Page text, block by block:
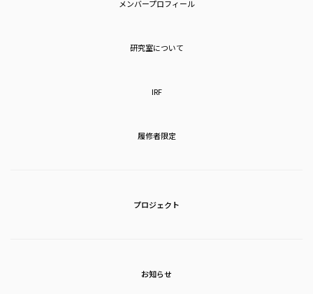
メンバープロフィール
研究室について
IRF
履修者限定
プロジェクト
お知らせ